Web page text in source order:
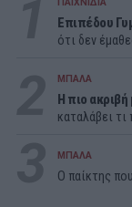
Επιπέδου
ότι δεν
ΜΠΑΛΑ
Η πιο
καταλάβει τι
ΜΠΑΛΑ
Ο παίκτης